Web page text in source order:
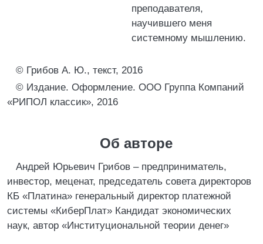
преподавателя,
научившего меня
системному мышлению.
© Грибов А. Ю., текст, 2016
© Издание. Оформление. ООО Группа Компаний
«РИПОЛ классик», 2016
Об авторе
Андрей Юрьевич Грибов – предприниматель,
инвестор, меценат, председатель совета директоров
КБ «Платина» генеральный директор платежной
системы «КиберПлат» Кандидат экономических
наук, автор «Институциональной теории денег»